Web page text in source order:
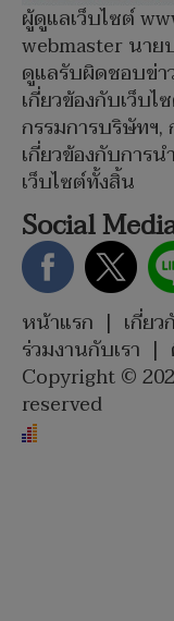
ผู้ดูแลเว็บไซต์
webmaster นาย
ดูแลรับผิดชอบข่
เกี่ยวข้องกับเว็บไ
กรรมการบริษัทฯ,
เกี่ยวข้องกับการ
เว็บไซต์ทั้งสิ้น
Social
หน้าแรก | เกี่ย
ร่วมงานกับเรา |
Copyright ©
reserved